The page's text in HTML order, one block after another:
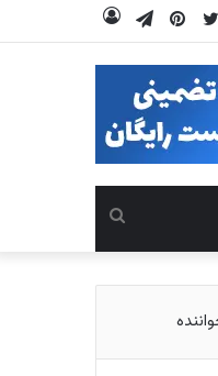
تلگرام
‫پین‌ترست توییتر
برای